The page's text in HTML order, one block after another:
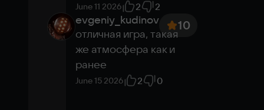
June 11 2026 2 2
evgeniy_kudinov 10
отличная игра, такая
же атмосфера как и
ранее
June 15 2026 2 0